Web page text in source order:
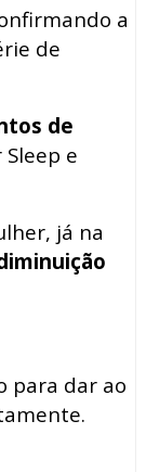
a
de
de
e
já na
para dar ao